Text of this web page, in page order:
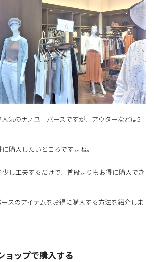
気のナノユニバースですが、アウターなどは5
購入したいところですよね。
し工夫するだけで、普段よりもお得に購入でき
スのアイテムをお得に購入する方法を紹介しま
ョップで購入する